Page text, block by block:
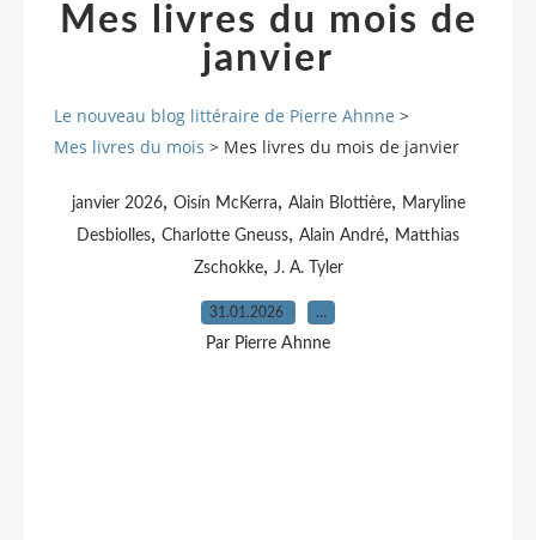
Mes livres du mois de
janvier
Le nouveau blog littéraire de Pierre Ahnne >
Mes livres du mois > Mes livres du mois de janvier
janvier 2026, Oisín McKerra, Alain Blottière, Maryline
Desbiolles, Charlotte Gneuss, Alain André, Matthias
Zschokke, J. A. Tyler
31.01.2026 …
Par Pierre Ahnne